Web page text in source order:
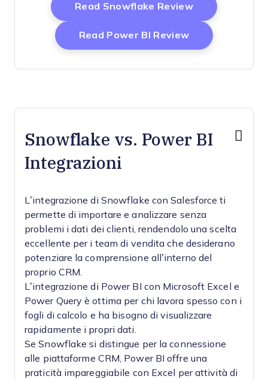
Read Snowflake ReviewOpens New
Read Power BI ReviewOpens New
Snowflake vs. Power BI
Integrazioni
L’integrazione di Snowflake con Salesforce ti
permette di importare e analizzare senza
problemi i dati dei clienti, rendendolo una scelta
eccellente per i team di vendita che desiderano
potenziare la comprensione all’interno del
proprio CRM.
L’integrazione di Power BI con Microsoft Excel e
Power Query è ottima per chi lavora spesso con i
fogli di calcolo e ha bisogno di visualizzare
rapidamente i propri dati.
Se Snowflake si distingue per la connessione
alle piattaforme CRM, Power BI offre una
praticità impareggiabile con Excel per attività di